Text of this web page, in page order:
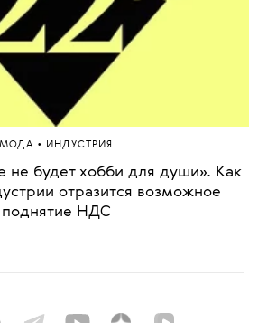
МОДА • ИНДУСТРИЯ
будет хобби для души». Как
отразится возможное
поднятие НДС